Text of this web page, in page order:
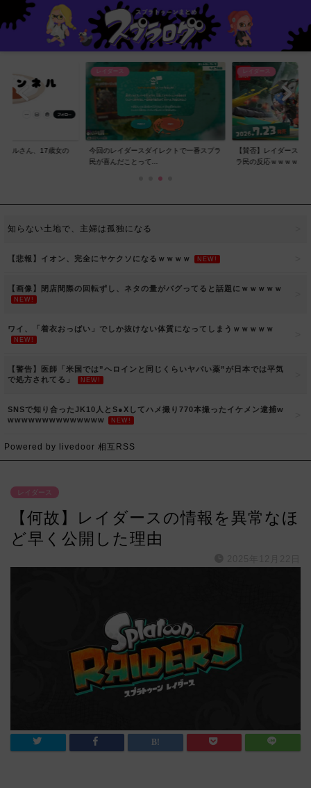
ネルさん、17歳女の
レイダース
今回のレイダースダイレクトで一番スプラ
民が喜んだことって...
レイダース
【賛否】レイダースダ
ラ民の反応ｗｗｗｗ...
知らない土地で、主婦は孤独になる
【悲報】イオン、完全にヤケクソになるｗｗｗｗ NEW!
【画像】閉店間際の回転ずし、ネタの量がバグってると話題にｗｗｗｗｗ
NEW!
ワイ、「着衣おっばい」でしか抜けない体質になってしまうｗｗｗｗｗ
NEW!
【警告】医師「米国では”ヘロインと同じくらいヤバい薬”が日本では平気
で処方されてる」
NEW!
SNSで知り合ったJK10人とS●Xしてハメ撮り770本撮ったイケメン逮捕w
wwwwwwwwwwwwww
NEW!
Powered by livedoor 相互RSS
レイダース
【何故】レイダースの情報を異常なほ
ど早く公開した理由